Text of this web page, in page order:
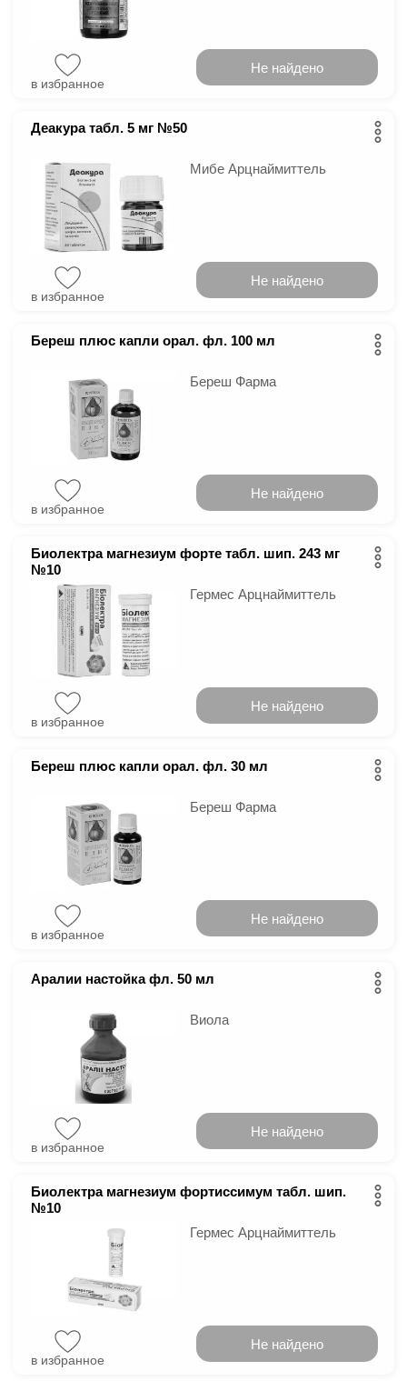
в избранное
Не найдено
Деакура табл. 5 мг №50
Мибе Арцнаймиттель
в избранное
Не найдено
Береш плюс капли орал. фл. 100 мл
Береш Фарма
в избранное
Не найдено
Биолектра магнезиум форте табл. шип. 243 мг
№10
Гермес Арцнаймиттель
в избранное
Не найдено
Береш плюс капли орал. фл. 30 мл
Береш Фарма
в избранное
Не найдено
Аралии настойка фл. 50 мл
Виола
в избранное
Не найдено
Биолектра магнезиум фортиссимум табл. шип.
№10
Гермес Арцнаймиттель
в избранное
Не найдено